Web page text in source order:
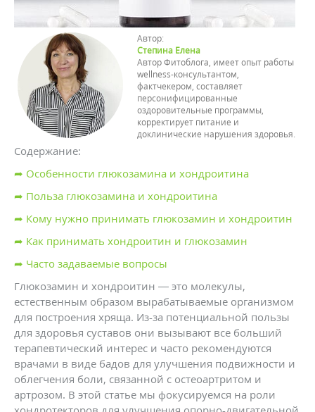
Автор:
Степина Елена
Автор Фитоблога, имеет опыт работы
wellness-консультантом,
фактчекером, составляет
персонифицированные
оздоровительные программы,
корректирует питание и
доклинические нарушения здоровья.
Содержание:
➦ Особенности глюкозамина и хондроитина
➦ Польза глюкозамина и хондроитина
➦ Кому нужно принимать глюкозамин и хондроитин
➦ Как принимать хондроитин и глюкозамин
➦ Часто задаваемые вопросы
Глюкозамин и хондроитин — это молекулы,
естественным образом вырабатываемые организмом
для построения хряща. Из-за потенциальной пользы
для здоровья суставов они вызывают все больший
терапевтический интерес и часто рекомендуются
врачами в виде бадов для улучшения подвижности и
облегчения боли, связанной с остеоартритом и
артрозом. В этой статье мы фокусируемся на роли